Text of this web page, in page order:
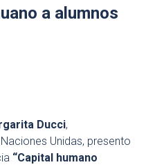
a alumnos
Ducci,
Unidas, presento
“Capital humano